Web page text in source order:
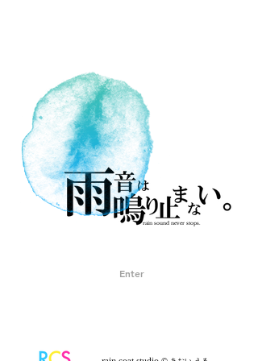
rain sound never stops.
Enter